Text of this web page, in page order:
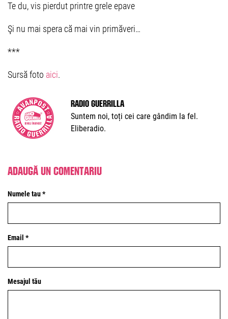
Te du, vis pierdut printre grele epave
Şi nu mai spera că mai vin primăveri…
***
Sursă foto aici.
Radio Guerrilla
Suntem noi, toți cei care gândim la fel.
Eliberadio.
Adaugă un comentariu
Numele tau *
Email *
Mesajul tău